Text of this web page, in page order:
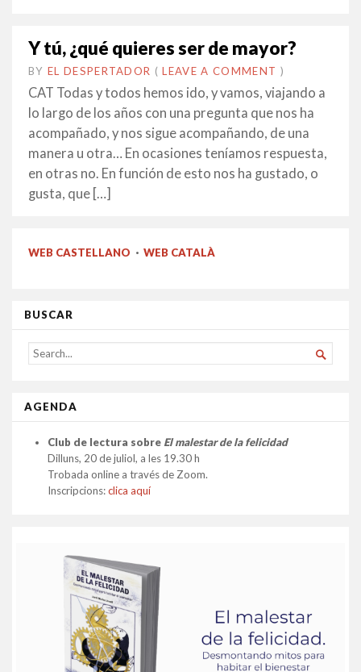
Y tú, ¿qué quieres ser de mayor?
BY EL DESPERTADOR ON
9
FEBRER
•(LEAVE A COMMENT )
CAT Todas y todos hemos ido, y vamos, viajando a
lo largo de los años con una pregunta que nos ha
acompañado, y nos sigue acompañando, de una
manera u otra… En ocasiones teníamos respuesta,
en otras no. En función de esto nos ha gustado, o
gusta, que […]
WEB CASTELLANO · WEB CATALÀ
BUSCAR
SEARCH
FOR...

AGENDA
Club de lectura sobre El malestar de la felicidad
Dilluns, 20 de juliol, a les 19.30 h
Trobada online a través de Zoom.
Inscripcions:clica aquí